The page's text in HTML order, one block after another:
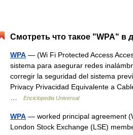
Смотреть что такое "WPA" в
WPA — (Wi Fi Protected Access
sistema para asegurar redes
corregir la seguridad del sistema
Privacy Privacidad Equivalente a
Enciclopedia Universal
WPA — worked principal agreement
London Stock Exchange (LSE)